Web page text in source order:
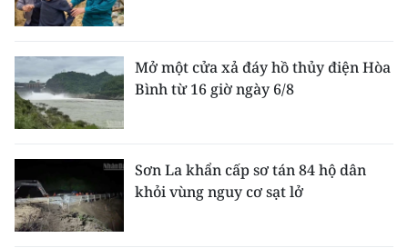
Mở một cửa xả đáy hồ thủy điện Hòa
Bình từ 16 giờ ngày 6/8
Sơn La khẩn cấp sơ tán 84 hộ dân
khỏi vùng nguy cơ sạt lở